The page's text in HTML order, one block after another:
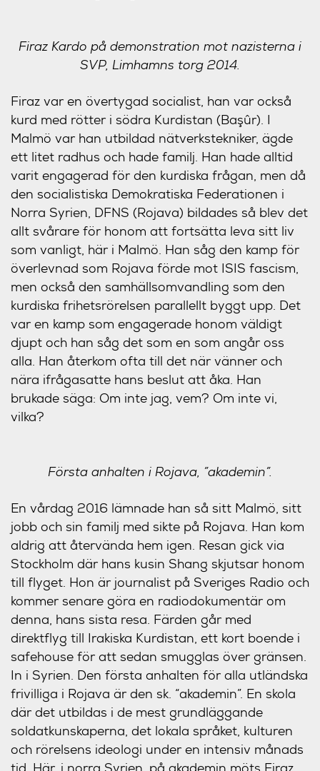
Firaz Kardo på demonstration mot nazisterna i
SVP, Limhamns torg 2014.
Firaz var en övertygad socialist, han var också
kurd med rötter i södra Kurdistan (Başûr). I
Malmö var han utbildad nätverkstekniker, ägde
ett litet radhus och hade familj. Han hade alltid
varit engagerad för den kurdiska frågan, men då
den socialistiska Demokratiska Federationen i
Norra Syrien, DFNS (Rojava) bildades så blev det
allt svårare för honom att fortsätta leva sitt liv
som vanligt, här i Malmö. Han såg den kamp för
överlevnad som Rojava förde mot ISIS fascism,
men också den samhällsomvandling som den
kurdiska frihetsrörelsen parallellt byggt upp. Det
var en kamp som engagerade honom väldigt
djupt och han såg det som en som angår oss
alla. Han återkom ofta till det när vänner och
nära ifrågasatte hans beslut att åka. Han
brukade säga: Om inte jag, vem? Om inte vi,
vilka?
Första anhalten i Rojava, ”akademin”.
En vårdag 2016 lämnade han så sitt Malmö, sitt
jobb och sin familj med sikte på Rojava. Han kom
aldrig att återvända hem igen. Resan gick via
Stockholm där hans kusin Shang skjutsar honom
till flyget. Hon är journalist på Sveriges Radio och
kommer senare göra en radiodokumentär om
denna, hans sista resa. Färden går med
direktflyg till Irakiska Kurdistan, ett kort boende i
safehouse för att sedan smugglas över gränsen.
In i Syrien. Den första anhalten för alla utländska
frivilliga i Rojava är den sk. “akademin”. En skola
där det utbildas i de mest grundläggande
soldatkunskaperna, det lokala språket, kulturen
och rörelsens ideologi under en intensiv månads